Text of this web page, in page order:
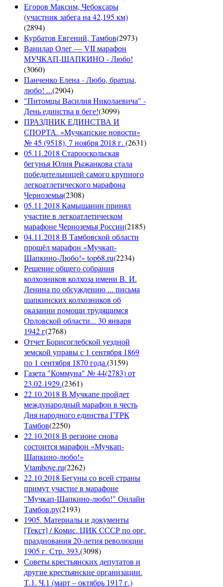
Егоров Максим, Чебоксары
(участник забега на 42,195 км)
(2894)
Курбатов Евгений, Тамбов(2973)
Ванилар Олег — VII марафон
МУЧКАП-ШАПКИНО - Любо!
(3060)
Панченко Елена - Любо, братцы,
любо! ...(2904)
"Питомцы Василия Николаевича" -
День единства в беге!(3099)
ПРАЗДНИК ЕДИНСТВА И
СПОРТА. «Мучкапские новости»
№ 45 (9518), 7 ноября 2018 г. (2631)
05.11.2018 Старооскольская
бегунья Юлия Рыжанкова стала
победительницей самого крупного
легкоатлетического марафона
Черноземья(2308)
05.11.2018 Камышанин принял
участие в легкоатлетическом
марафоне Черноземья России(2185)
04.11.2018 В Тамбовской области
прошёл марафон «Мучкап-
Шапкино-Любо!» top68.ru(2234)
Решение общего собрания
колхозников колхоза имени В. И.
Ленина по обсуждению ... письма
шапкинских колхозников об
оказании помощи трудящимся
Орловской области... 30 января
1942 г(2768)
Отчет Борисоглебской уездной
земской управы с 1 сентября 1869
по 1 сентября 1870 года.(3159)
Газета "Коммуна" № 44(2783) от
23.02.1929.(2361)
22.10.2018 В Мучкапе пройдет
международный марафон в честь
Дня народного единства ГТРК
Тамбов(2250)
22.10.2018 В регионе снова
состоится марафон «Мучкап-
Шапкино-любо!»
Vtambove.ru(2262)
22.10.2018 Бегуны со всей страны
примут участие в марафоне
"Мучкап-Шапкино-любо!" Онлайн
Тамбов.ру(2193)
1905. Материалы и документы
[Текст] / Комис. ЦИК СССР по орг.
празднования 20-летия революции
1905 г. Стр. 393.(3098)
Советы крестьянских депутатов и
другие крестьянские организации.
Т.1. Ч.1 (март – октябрь 1917 г.)